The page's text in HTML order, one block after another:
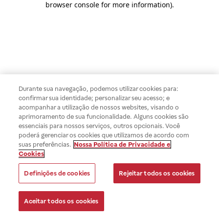
browser console for more information).
Durante sua navegação, podemos utilizar cookies para:
confirmar sua identidade; personalizar seu acesso; e
acompanhar a utilização de nossos websites, visando o
aprimoramento de sua funcionalidade. Alguns cookies são
essenciais para nossos serviços, outros opcionais. Você
poderá gerenciar os cookies que utilizamos de acordo com
suas preferências. Nossa Política de Privacidade e
Cookies
Definições de cookies Rejeitar todos os cookies
Aceitar todos os cookies